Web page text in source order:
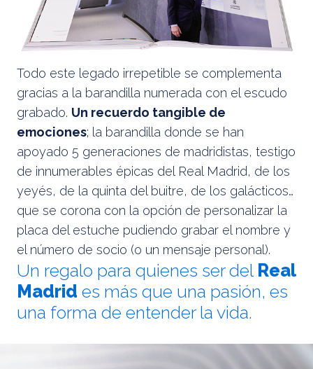
Todo este legado irrepetible se complementa
gracias a la barandilla numerada con el escudo
grabado. Un recuerdo tangible de
emociones; la barandilla donde se han
apoyado 5 generaciones de madridistas, testigo
de innumerables épicas del Real Madrid, de los
yeyés, de la quinta del buitre, de los galácticos…
que se corona con la opción de personalizar la
placa del estuche pudiendo grabar el nombre y
el número de socio (o un mensaje personal).
Un regalo para quienes ser del Real
Madrid es más que una pasión, es
una forma de entender la vida.